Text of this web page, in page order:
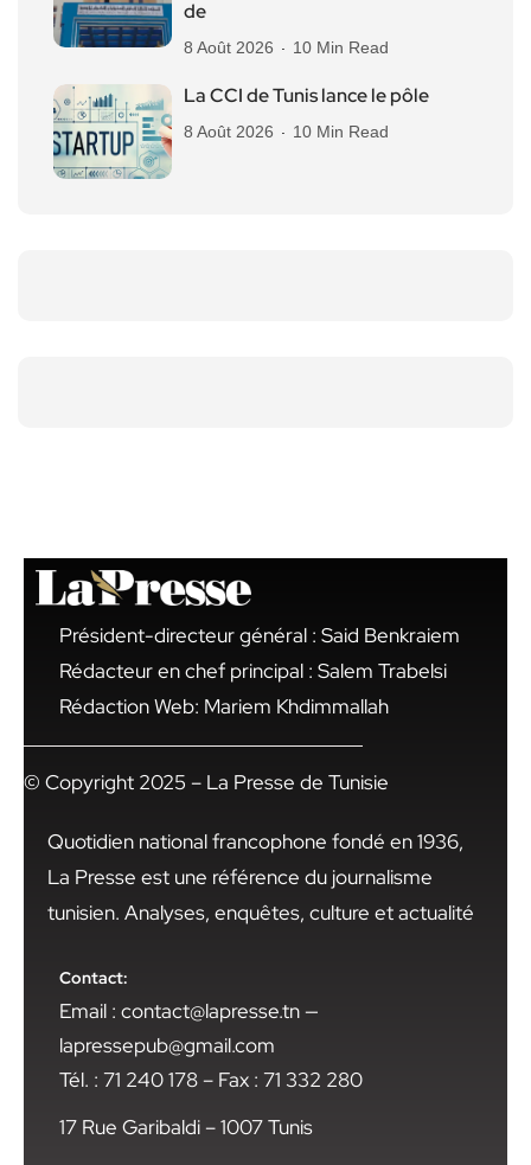
de
8 Août 2026 10 Min Read
La CCI de Tunis lance le pôle
8 Août 2026 10 Min Read
Président-directeur général : Said Benkraiem
Rédacteur en chef principal : Salem Trabelsi
Rédaction Web: Mariem Khdimmallah
© Copyright 2025 – La Presse de Tunisie
Quotidien national francophone fondé en 1936,
La Presse est une référence du journalisme
tunisien. Analyses, enquêtes, culture et actualité
Contact:
Email : contact@lapresse.tn —
lapressepub@gmail.com
Tél. : 71 240 178 – Fax : 71 332 280
17 Rue Garibaldi – 1007 Tunis